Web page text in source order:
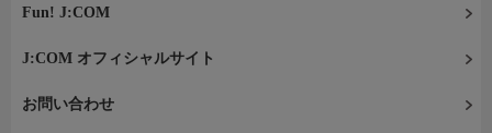
Fun! J:COM
J:COM オフィシャルサイト
お問い合わせ